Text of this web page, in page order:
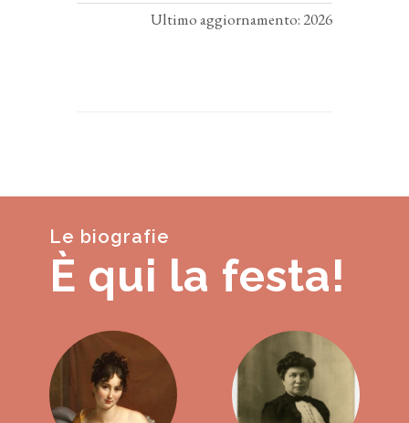
Ultimo aggiornamento: 2026
Le biografie
È qui la festa!